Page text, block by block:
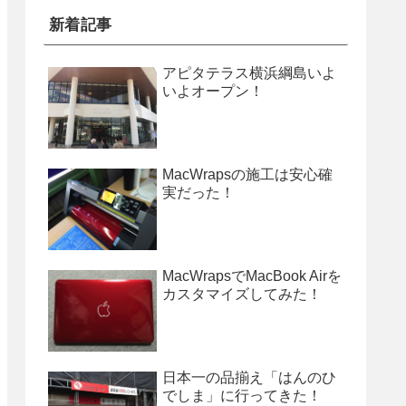
新着記事
アピタテラス横浜綱島いよ
いよオープン！
MacWrapsの施工は安心確
実だった！
MacWrapsでMacBook Airを
カスタマイズしてみた！
日本一の品揃え「はんのひ
でしま」に行ってきた！